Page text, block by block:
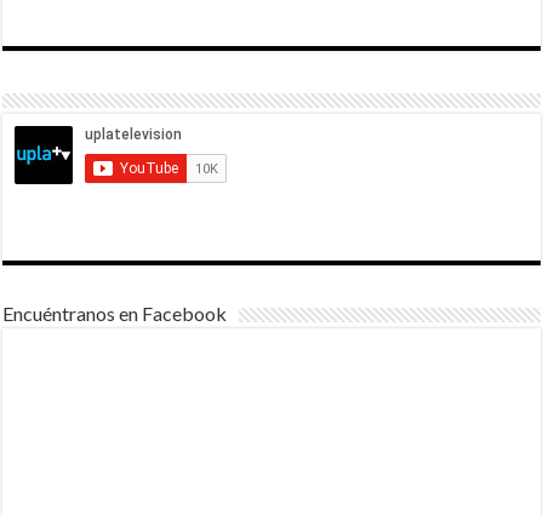
Encuéntranos en Facebook